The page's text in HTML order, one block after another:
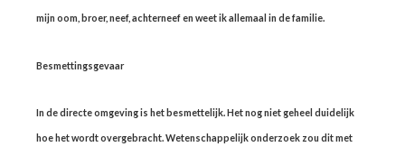
mijn oom, broer, neef, achterneef en weet ik allemaal in de familie.
Besmettingsgevaar
In de directe omgeving is het besmettelijk. Het nog niet geheel duidelijk
hoe het wordt overgebracht. Wetenschappelijk onderzoek zou dit met